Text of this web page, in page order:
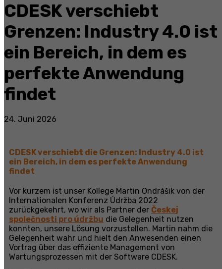
CDESK verschiebt
Grenzen: Industry 4.0 ist
ein Bereich, in dem es
perfekte Anwendung
findet
24. Juni 2026
CDESK verschiebt die Grenzen: Industry 4.0 ist
ein Bereich, in dem es perfekte Anwendung
findet
Vor kurzem ist unser Kollege Martin Ondrášik von der
Internationalen Konferenz Údržba 2022
zurückgekehrt, wo wir als Partner der Českej
společnosti pro údržbu die Gelegenheit nutzen
konnten, unsere Lösung vorzustellen. Martin nahm die
Gelegenheit wahr und hielt den Anwesenden einen
Vortrag über das effiziente Management von
Wartungsprozessen mit der Software CDESK.